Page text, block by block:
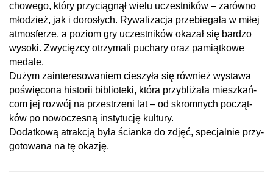
cho­wego, który przy­cią­gnął wielu uczest­ni­ków – zarówno
mło­dzież, jak i doro­słych. Rywa­li­za­cja prze­bie­gała w miłej
atmos­fe­rze, a poziom gry uczest­ni­ków oka­zał się bar­dzo
wysoki. Zwy­cięzcy otrzy­mali puchary oraz pamiąt­kowe
medale.
Dużym zain­te­re­so­wa­niem cie­szyła się rów­nież wystawa
poświę­cona histo­rii biblio­teki, która przy­bli­żała miesz­kań­
com jej roz­wój na prze­strzeni lat – od skrom­nych począt­
ków po nowo­cze­sną insty­tu­cję kul­tury.
Dodat­kową atrak­cją była ścianka do zdjęć, spe­cjal­nie przy­
go­to­wana na tę oka­zję.